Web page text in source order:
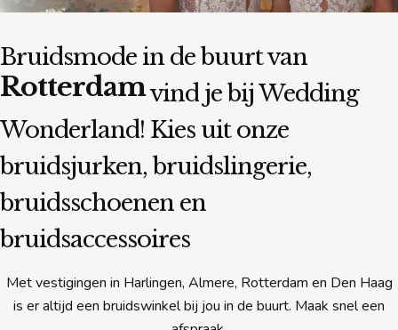
Bruidsmode in de buurt van
Rotterdamvind je bij Wedding
Wonderland! Kies uit onze
bruidsjurken, bruidslingerie,
bruidsschoenen en
bruidsaccessoires
Met vestigingen in Harlingen, Almere, Rotterdam en Den Haag
is er altijd een bruidswinkel bij jou in de buurt. Maak snel een